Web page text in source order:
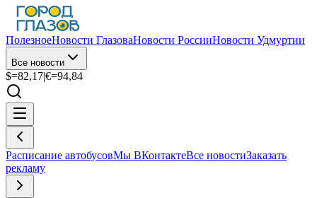
ПолезноеНовости ГлазоваНовости РоссииНовости Удмуртии
Все новости
$=82,17|€=94,84
Расписание автобусовМы ВКонтактеВсе новостиЗаказать
рекламу